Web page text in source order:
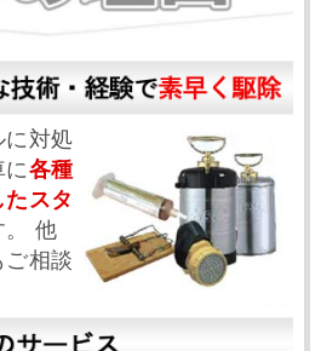
に対処
各種
スタ
。 他
相談